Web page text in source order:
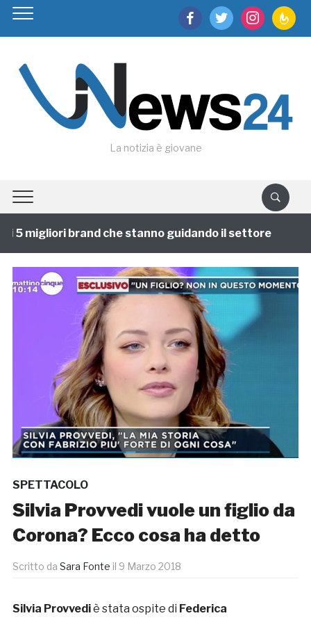
facebooktwitter instagram
La notizia è giovane
migliori brand che stanno guidando il settore
SPETTACOLO
Silvia Provvedi vuole un figlio da
Corona? Ecco cosa ha detto
Scritto da Sara Fonte il 9 Marzo 2018
Silvia Provvediè stata ospite di Federica